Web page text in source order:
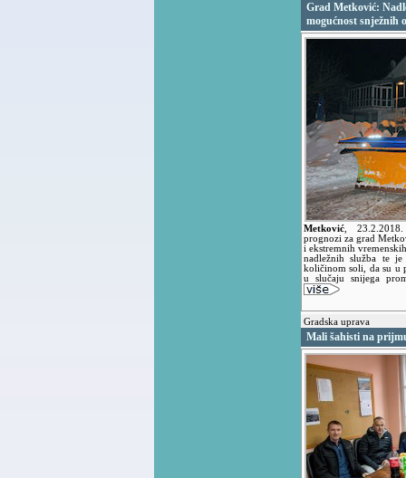
Grad Metković:
mogućnost snježnih
Metković ,
prognozi za grad
i ekstremnih
nadležnih služba te
količinom soli, da su u
u slučaju snijega
Gradska uprava
Mali šahisti na